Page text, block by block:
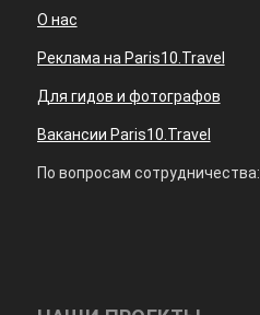
О нас
Реклама на Paris10.Travel
Для гидов и фотографов
Вакансии Paris10.Travel
По вопросам сотрудничества: